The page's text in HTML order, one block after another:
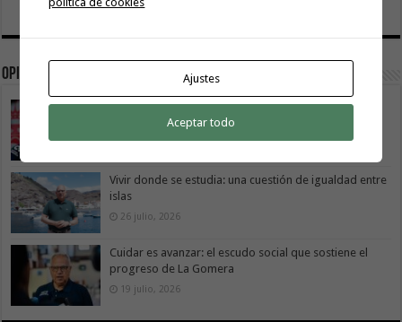
Opinión
La Gomera transforma su modelo energético
2 agosto, 2026
Vivir donde se estudia: una cuestión de igualdad entre
islas
26 julio, 2026
Cuidar es avanzar: el escudo social que sostiene el
progreso de La Gomera
19 julio, 2026
Ajustes
Aceptar todo